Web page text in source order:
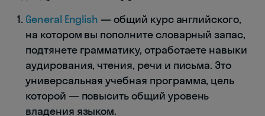
General English — общий курс английского,
на котором вы пополните словарный запас,
подтянете грамматику, отработаете навыки
аудирования, чтения, речи и письма. Это
универсальная учебная программа, цель
которой — повысить общий уровень
владения языком.